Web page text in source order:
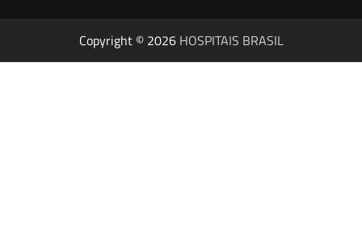
Copyright © 2026 HOSPITAIS BRASIL